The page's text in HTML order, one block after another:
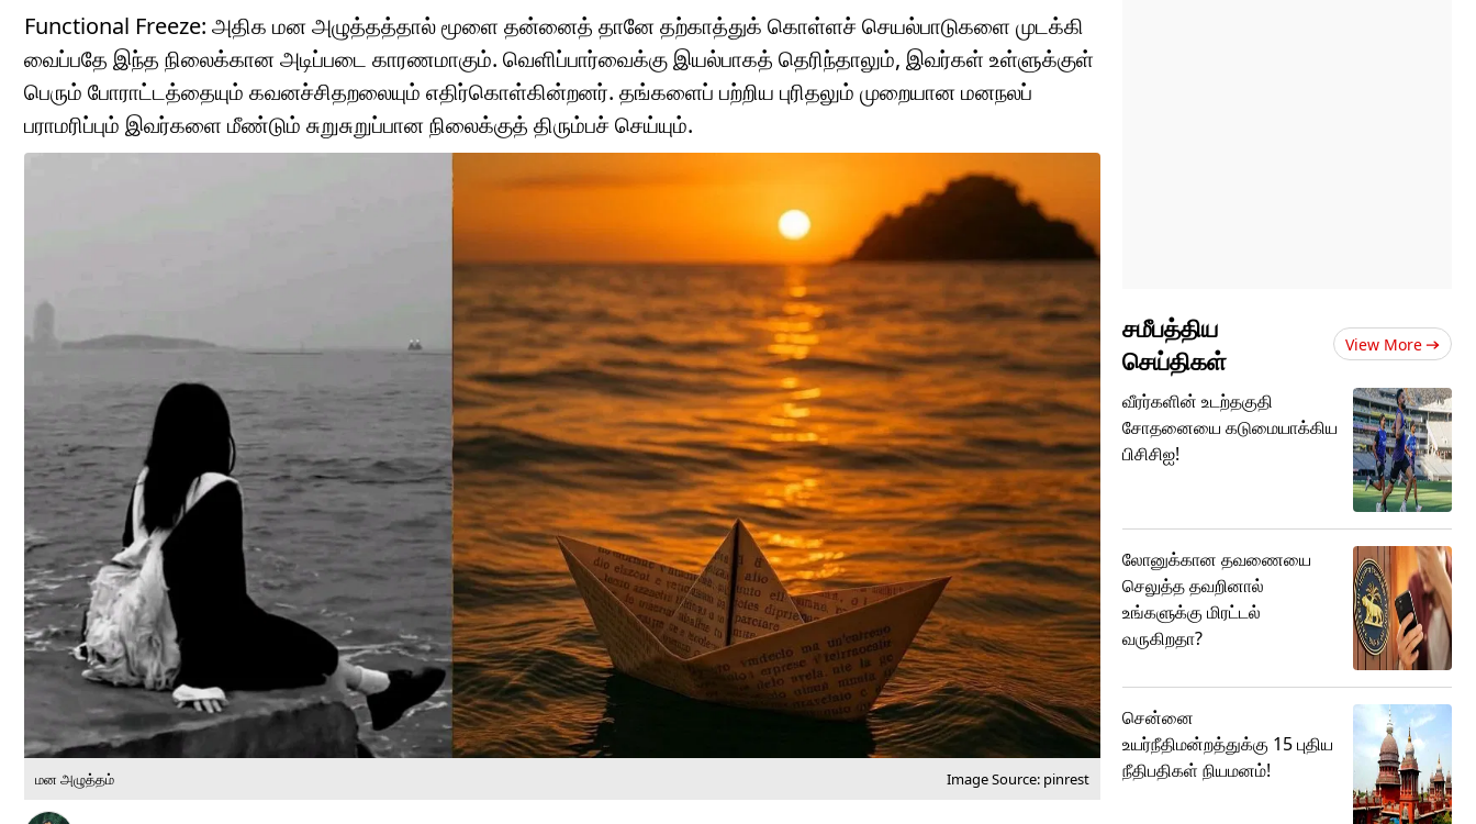
Functional Freeze: அதிக மன அழுத்தத்தால் மூளை தன்னைத் தானே தற்காத்துக் கொள்ளச் செயல்பாடுகளை முடக்கி
வைப்பதே இந்த நிலைக்கான அடிப்படை காரணமாகும். வெளிப்பார்வைக்கு இயல்பாகத் தெரிந்தாலும், இவர்கள் உள்ளுக்குள்
பெரும் போராட்டத்தையும் கவனச்சிதறலையும் எதிர்கொள்கின்றனர். தங்களைப் பற்றிய புரிதலும் முறையான மனநலப்
பராமரிப்பும் இவர்களை மீண்டும் சுறுசுறுப்பான நிலைக்குத் திரும்பச் செய்யும்.
மன அழுத்தம் Image Source: pinrest
சமீபத்திய
செய்திகள்
View More
வீரர்களின் உடற்தகுதி
சோதனையை கடுமையாக்கிய
பிசிசிஐ!
லோனுக்கான தவணையை
செலுத்த தவறினால்
உங்களுக்கு மிரட்டல்
வருகிறதா?
சென்னை
உயர்நீதிமன்றத்துக்கு 15 புதிய
நீதிபதிகள் நியமனம்!